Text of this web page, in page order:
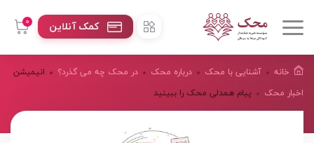
0 کمک آنلاین
خانه آشنایی با محک درباره محک
در محک چه می گذرد؟
اخبار محک
انیمیشن
پیام همدلی محک را ببینید